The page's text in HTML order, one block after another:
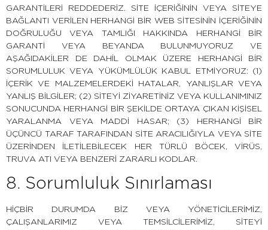
GARANTİLERİ REDDEDERİZ. SİTE İÇERİĞİNİN VEYA SİTEYE
BAĞLANTI VERİLEN HERHANGİ BİR WEB SİTESİNİN İÇERİĞİNİN
DOĞRULUĞU VEYA TAMLIĞI HAKKINDA HERHANGİ BİR
GARANTİ VEYA BEYANDA BULUNMUYORUZ VE
AŞAĞIDAKİLER DE DAHİL OLMAK ÜZERE HERHANGİ BİR
SORUMLULUK VEYA YÜKÜMLÜLÜK KABUL ETMİYORUZ: (1)
İÇERİK VE MALZEMELERDEKİ HATALAR, YANLIŞLAR VEYA
YANLIŞ BİLGİLER; (2) SİTEYİ ZİYARETİNİZ VEYA KULLANIMINIZ
SONUCUNDA HERHANGİ BİR ŞEKİLDE ORTAYA ÇIKAN KİŞİSEL
YARALANMA VEYA MADDİ HASAR; (3) HERHANGİ BİR
ÜÇÜNCÜ TARAF TARAFINDAN SİTE ARACILIĞIYLA VEYA SİTE
ÜZERİNDEN İLETİLEBİLECEK HER TÜRLÜ BÖCEK, VİRÜS,
TRUVA ATI VEYA BENZERİ ZARARLI KODLAR.
8. Sorumluluk Sınırlaması
HİÇBİR DURUMDA BİZ VEYA YÖNETİCİLERİMİZ,
ÇALIŞANLARIMIZ VEYA TEMSİLCİLERİMİZ, SİTEYİ